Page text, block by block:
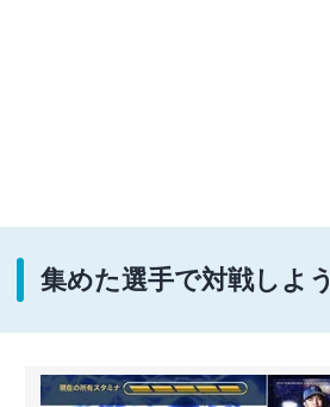
集めた選手で対戦しよう